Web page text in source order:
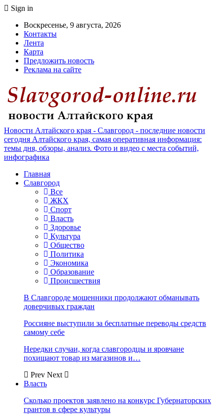
Sign in
Воскресенье, 9 августа, 2026
Контакты
Лента
Карта
Предложить новость
Реклама на сайте
Новости Алтайского края - Славгород - последние новости
сегодня Алтайского края, самая оперативная информация:
темы дня, обзоры, анализ. Фото и видео с места событий,
инфографика
Главная
Славгород
Все
ЖКХ
Спорт
Власть
Здоровье
Культура
Общество
Политика
Экономика
Образование
Происшествия
В Славгороде мошенники продолжают обманывать
доверчивых граждан
Россияне выступили за бесплатные переводы средств
самому себе
Нередки случаи, когда славгородцы и яровчане
похищают товар из магазинов и…
Prev Next
Власть
Сколько проектов заявлено на конкурс Губернаторских
грантов в сфере культуры